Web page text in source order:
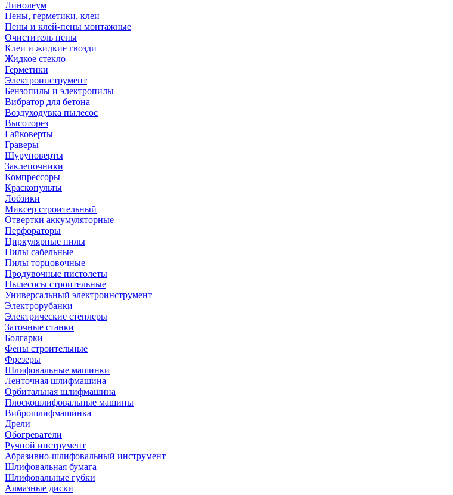
Линолеум
Пены, герметики, клеи
Пены и клей-пены монтажные
Очиститель пены
Клеи и жидкие гвозди
Жидкое стекло
Герметики
Электроинструмент
Бензопилы и электропилы
Вибратор для бетона
Воздуходувка пылесос
Высоторез
Гайковерты
Граверы
Шуруповерты
Заклепочники
Компрессоры
Краскопульты
Лобзики
Миксер строительный
Отвертки аккумуляторные
Перфораторы
Циркулярные пилы
Пилы сабельные
Пилы торцовочные
Продувочные пистолеты
Пылесосы строительные
Универсальный электроинструмент
Электрорубанки
Электрические степлеры
Заточные станки
Болгарки
Фены строительные
Фрезеры
Шлифовальные машинки
Ленточная шлифмашина
Орбитальная шлифмашина
Плоскошлифовальные машины
Виброшлифмашинка
Дрели
Обогреватели
Ручной инструмент
Абразивно-шлифовальный инструмент
Шлифовальная бумага
Шлифовальные губки
Алмазные диски